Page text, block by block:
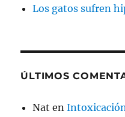
Los gatos sufren
ÚLTIMOS
Nat en